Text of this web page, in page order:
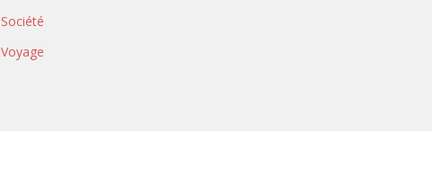
Société
Voyage